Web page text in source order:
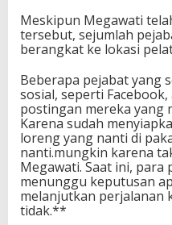
Meskipun Megawati
tersebut, sejumlah
berangkat ke lokasi
Beberapa pejabat yang
sosial, seperti
postingan mereka yang
Karena sudah
loreng yang nanti di
nanti.mungkin karena
Megawati. Saat ini,
menunggu keputusan
melanjutkan perjalanan
tidak.**